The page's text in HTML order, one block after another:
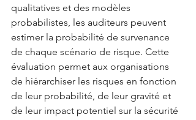
qualitatives et des modèles
probabilistes, les auditeurs peuvent
estimer la probabilité de survenance
de chaque scénario de risque. Cette
évaluation permet aux organisations
de hiérarchiser les risques en fonction
de leur probabilité, de leur gravité et
de leur impact potentiel sur la sécurité